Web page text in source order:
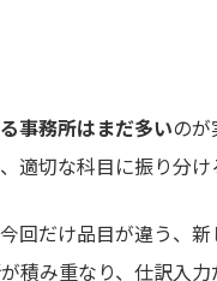
事務所はまだ多いの
切な科目に振り分け
回だけ品目が違う、
積み重なり、仕訳入